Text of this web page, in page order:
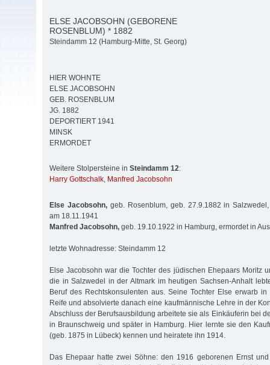
ELSE JACOBSOHN (GEBORENE
ROSENBLUM) * 1882
Steindamm 12 (Hamburg-Mitte, St. Georg)
HIER WOHNTE
ELSE JACOBSOHN
GEB. ROSENBLUM
JG. 1882
DEPORTIERT 1941
MINSK
ERMORDET
Weitere Stolpersteine in Steindamm 12:
Harry Gottschalk, Manfred Jacobsohn
Else Jacobsohn,geb. Rosenblum, geb. 27.9.1882 in
am 18.11.1941
Manfred Jacobsohn, geb. 19.10.1922 in Hamburg, ermordet in
letzte Wohnadresse: Steindamm 12
Else Jacobsohn war die Tochter des jüdischen Ehepaars Moritz
die in Salzwedel in der Altmark im heutigen Sachsen-Anhalt
Beruf des Rechtskonsulenten aus. Seine Tochter Else erwarb
Reife und absolvierte danach eine kaufmännische Lehre in der
Abschluss der Berufsausbildung arbeitete sie als Einkäuferin bei
in Braunschweig und später in Hamburg. Hier lernte sie den
(geb. 1875 in Lübeck) kennen und heiratete ihn 1914.
Das Ehepaar hatte zwei Söhne: den 1916 geborenen Ernst